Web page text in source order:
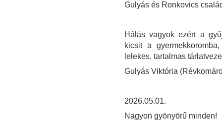
Gulyás és Ronkovics
Hálás vagyok ezért a
kicsit a
lelekes, tartalmas
Gulyás Viktória
2026.05.01.
Nagyon gyönyörű minden!